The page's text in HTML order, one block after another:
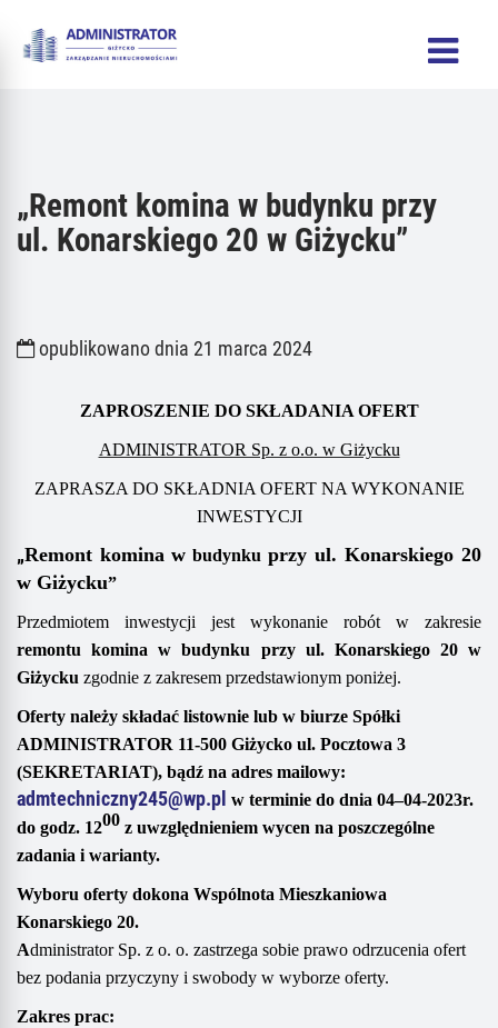
„Remont komina w budynku przy
ul. Konarskiego 20 w Giżycku”
opublikowano dnia 21 marca 2024
ZAPROSZENIE DO SKŁADANIA OFERT
ADMINISTRATOR Sp. z o.o. w Giżycku
ZAPRASZA DO SKŁADNIA OFERT NA WYKONANIE
INWESTYCJI
„Remont komina w budynku przy ul. Konarskiego 20
w Giżycku”
Przedmiotem inwestycji jest wykonanie robót w zakresie
remontu komina w budynku przy ul. Konarskiego 20 w
Giżycku zgodnie z zakresem przedstawionym poniżej.
Oferty należy składać listownie lub w biurze Spółki
ADMINISTRATOR 11-500 Giżycko ul. Pocztowa 3
(SEKRETARIAT), bądź na adres mailowy:
admtechniczny245@wp.pl w terminie do dnia 04–04-2023r.
do godz. 1200 z uwzględnieniem wycen na poszczególne
zadania i warianty.
Wyboru oferty dokona Wspólnota Mieszkaniowa
Konarskiego 20.
Administrator Sp. z o. o. zastrzega sobie prawo odrzucenia ofert
bez podania przyczyny i swobody w wyborze oferty.
Zakres prac: